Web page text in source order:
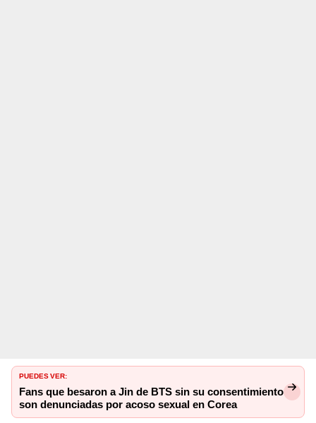
PUEDES VER:
Fans que besaron a Jin de BTS sin su consentimiento
son denunciadas por acoso sexual en Corea